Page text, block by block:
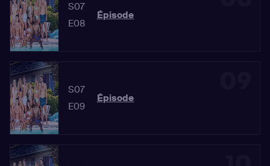
S07
E08
Épisode
S07
E09
Épisode